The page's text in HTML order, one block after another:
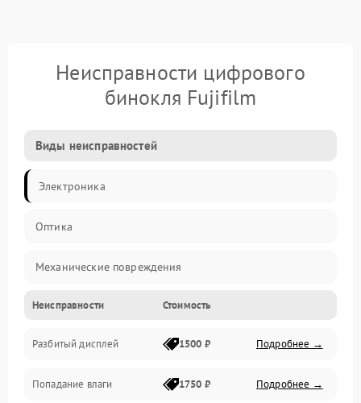
Неисправности цифрового
бинокля Fujifilm
Виды неисправностей
Электроника
Оптика
Механические повреждения
Видео
Механика
Управление
Неисправности Стоимость
Разбитый дисплей 1500 ₽ Подробнее →
Попадание влаги 1750 ₽ Подробнее →